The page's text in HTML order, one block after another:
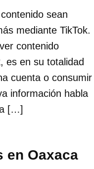
sean
mediante TikTok.
contenido
es en su totalidad
cuenta o consumir
información habla
[…]
en Oaxaca